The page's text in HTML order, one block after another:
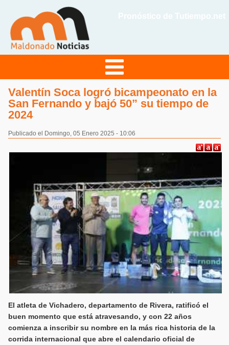
Valentín Soca logró bicampeonato en la
San Fernando y bajó 50” su tiempo de
2024
Publicado el Domingo, 05 Enero 2025 - 10:06
El atleta de Vichadero, departamento de Rivera, ratificó el
buen momento que está atravesando, y con 22 años
comienza a inscribir su nombre en la más rica historia de la
corrida internacional que abre el calendario oficial de